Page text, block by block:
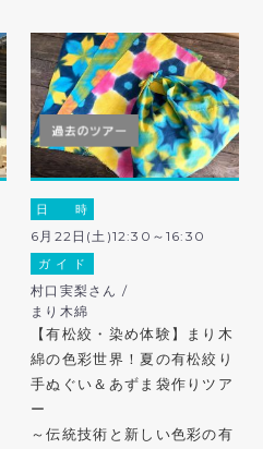
日 時
6月22日(土)12:30～16:30
ガ イ ド
村口実梨さん /
まり木綿
【有松絞・染め体験】まり木
綿の色彩世界！夏の有松絞り
手ぬぐい＆あずま袋作りツア
ー
～伝統技術と新しい色彩の有